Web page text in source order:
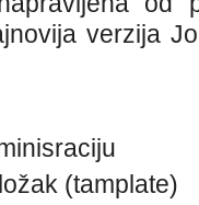
verzija
(tamplate)